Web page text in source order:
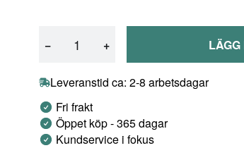
− + LÄGG
Leveranstid ca: 2-8 arbetsdagar
Fri frakt
Öppet köp - 365 dagar
Kundservice i fokus